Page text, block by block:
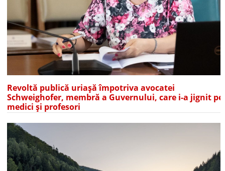
Revoltă publică uriașă împotriva avocatei
Schweighofer, membră a Guvernului, care i-a jignit pe
medici și profesori